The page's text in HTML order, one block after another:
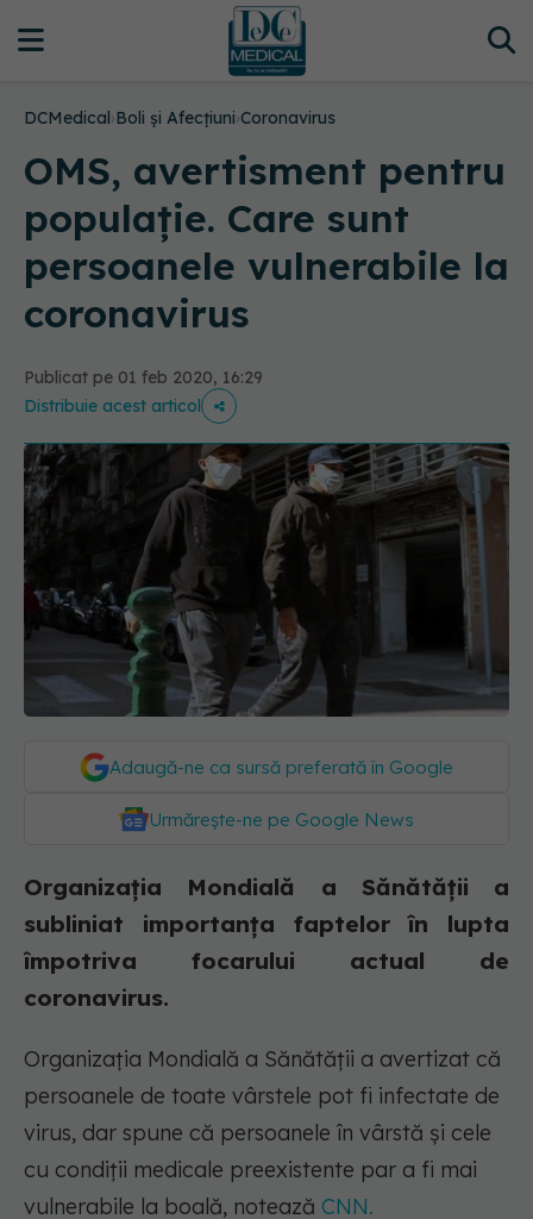
DCMedical›Boli și Afecțiuni›Coronavirus
OMS, avertisment pentru
populație. Care sunt
persoanele vulnerabile la
coronavirus
Publicat pe 01 feb 2020, 16:29
Distribuie acest articol
Adaugă-ne ca sursă preferată în Google
Urmărește-ne pe Google News
Organizația Mondială a Sănătății a
subliniat importanța faptelor în lupta
împotriva focarului actual de
coronavirus.
Organizația Mondială a Sănătății a avertizat că
persoanele de toate vârstele pot fi infectate de
virus, dar spune că persoanele în vârstă și cele
cu condiții medicale preexistente par a fi mai
vulnerabile la boală, notează CNN.